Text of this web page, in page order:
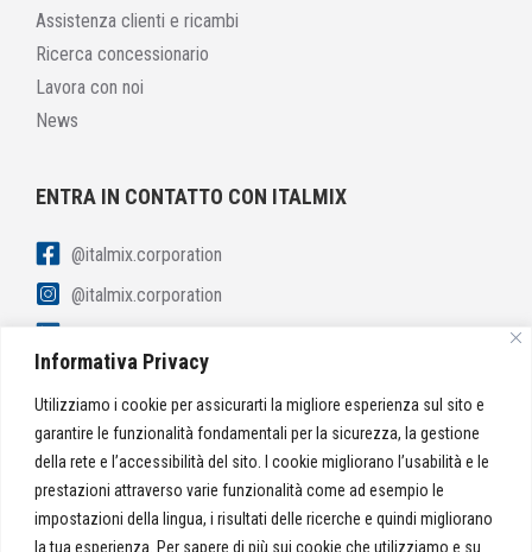
Informativa Privacy
Utilizziamo i cookie per assicurarti la migliore esperienza sul sito e
garantire le funzionalità fondamentali per la sicurezza, la gestione
della rete e l’accessibilità del sito. I cookie migliorano l’usabilità e le
prestazioni attraverso varie funzionalità come ad esempio le
impostazioni della lingua, i risultati delle ricerche e quindi migliorano
la tua esperienza. Per sapere di più sui cookie che utilizziamo e su
Assistenza clienti e ricambi
Ricerca concessionario
Lavora con noi
News
ENTRA IN CONTATTO CON ITALMIX
@italmix.corporation
@italmix.corporation
youtube.com/italmix-corporation
CONTATTACI